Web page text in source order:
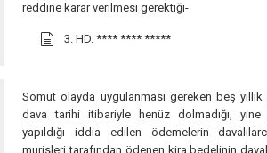
reddine karar verilmesi gerektiği-
3. HD. **** **** *****
Somut olayda uygulanması gereken beş yıllık
dava tarihi itibariyle henüz dolmadığı,
yapıldığı iddia edilen ödemelerin
murisleri tarafından ödenen kira bedelinin